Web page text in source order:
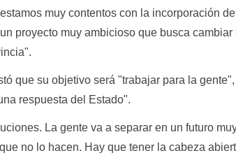
muy contentos con la incorporación
proyecto muy ambicioso que busca
que su objetivo será "trabajar para la
respuesta del Estado".
La gente va a separar en un futuro
no lo hacen. Hay que tener la cabeza